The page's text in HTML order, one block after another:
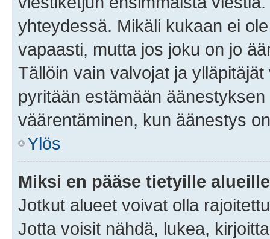
yhteydessä. Mikäli kukaan ei
vapaasti, mutta jos joku on jo
Tällöin vain valvojat ja
pyritään estämään
väärentäminen, kun äänestys
Ylös
Miksi en pääse tietyille
Jotkut alueet voivat olla
Jotta voisit nähdä, lukea,